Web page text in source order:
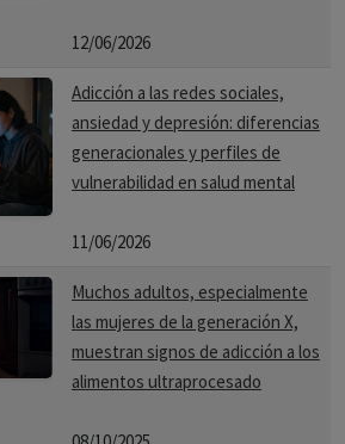
12/06/2026
Adicción a las redes sociales,
ansiedad y depresión: diferencias
generacionales y perfiles de
vulnerabilidad en salud mental
11/06/2026
Muchos adultos, especialmente
las mujeres de la generación X,
muestran signos de adicción a los
alimentos ultraprocesado